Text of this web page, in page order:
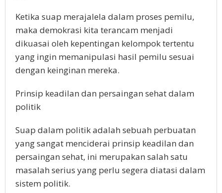
Ketika suap merajalela dalam proses pemilu,
maka demokrasi kita terancam menjadi
dikuasai oleh kepentingan kelompok tertentu
yang ingin memanipulasi hasil pemilu sesuai
dengan keinginan mereka.
Prinsip keadilan dan persaingan sehat dalam
politik
Suap dalam politik adalah sebuah perbuatan
yang sangat menciderai prinsip keadilan dan
persaingan sehat, ini merupakan salah satu
masalah serius yang perlu segera diatasi dalam
sistem politik.